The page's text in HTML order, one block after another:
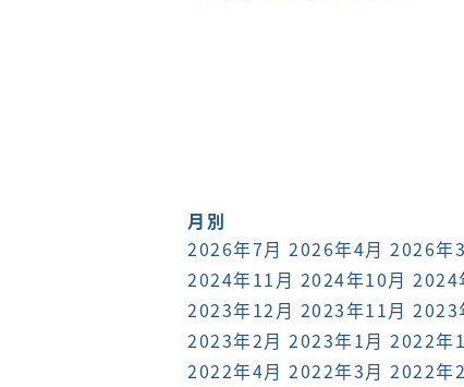
月別
2026年7月 2026年4月 2026年
2024年11月 2024年10月 2024
2023年12月 2023年11月 2023
2023年2月 2023年1月 2022年
2022年4月 2022年3月 2022年